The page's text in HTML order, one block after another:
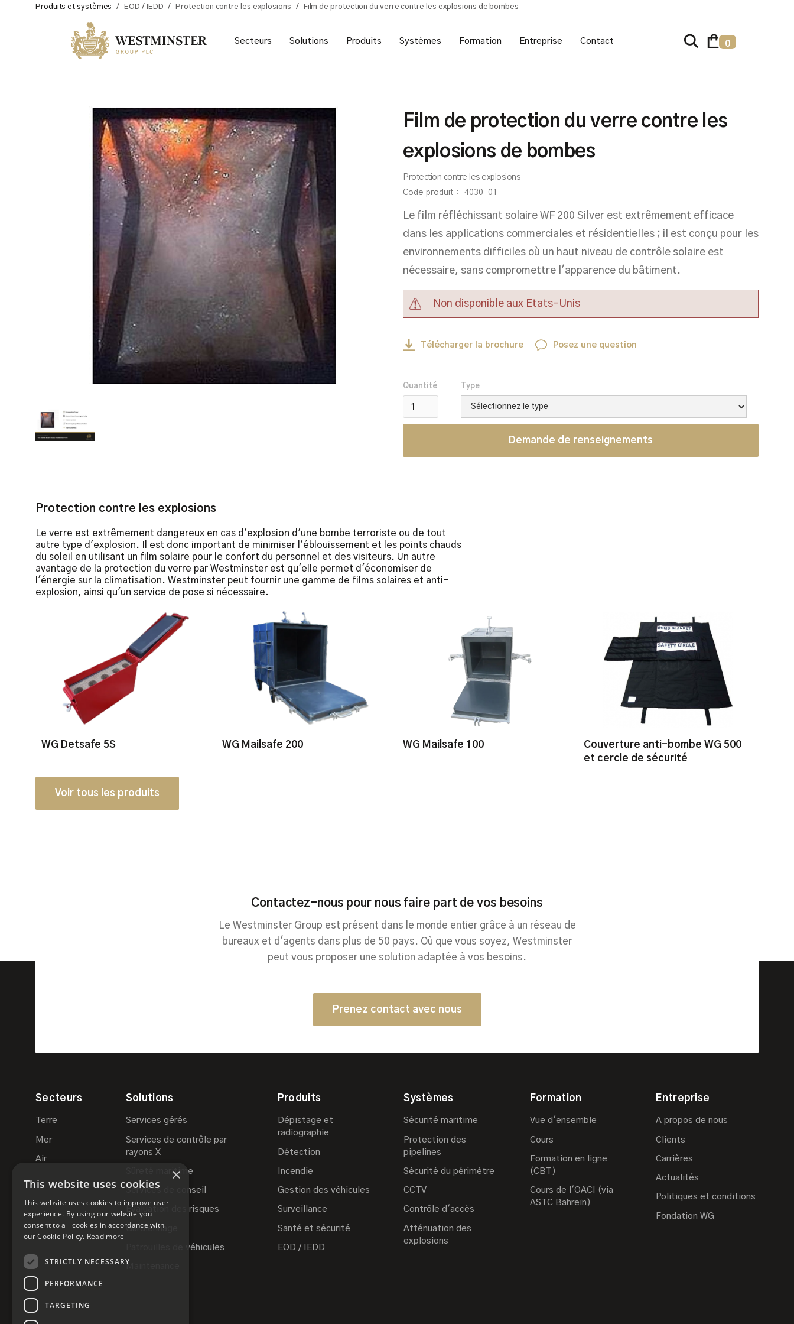
Produits et systèmes / EOD / IEDD / Protection contre les explosions / Film de protection du verre contre les explosions de bombes
Secteurs Solutions Produits Systèmes Formation Entreprise Contact 0
Film de protection du verre contre les
explosions de bombes
Protection contre les explosions
Code produit :
4030-01
Le film réfléchissant solaire WF 200 Silver est extrêmement efficace
dans les applications commerciales et résidentielles ; il est conçu pour les
environnements difficiles où un haut niveau de contrôle solaire est
nécessaire, sans compromettre l'apparence du bâtiment.
Non disponible aux Etats-Unis
Télécharger la brochure Posez une question
Quantité Type
Demande de renseignements
Protection contre les explosions
Le verre est extrêmement dangereux en cas d'explosion d'une bombe terroriste ou de tout
autre type d'explosion. Il est donc important de minimiser l'éblouissement et les points chauds
du soleil en utilisant un film solaire pour le confort du personnel et des visiteurs. Un autre
avantage de la protection du verre par Westminster est qu'elle permet d'économiser de
l'énergie sur la climatisation. Westminster peut fournir une gamme de films solaires et anti-
explosion, ainsi qu'un service de pose si nécessaire.
WG Detsafe 5S WG Mailsafe 200 WG Mailsafe 100
Couverture anti-bombe WG 500
et cercle de sécurité
Voir tous les produits
Contactez-nous pour nous faire part de vos besoins
Le Westminster Group est présent dans le monde entier grâce à un réseau de
bureaux et d'agents dans plus de 50 pays. Où que vous soyez, Westminster
peut vous proposer une solution adaptée à vos besoins.
Prenez contact avec nous
Secteurs
Terre
Mer
Air
Solutions
Services gérés
Services de contrôle par
rayons X
Sûreté maritime
Services de conseil
Évaluation des risques
Gardiennage
Patrouilles de véhicules
Maintenance
Produits
Dépistage et
radiographie
Détection
Incendie
Gestion des véhicules
Surveillance
Santé et sécurité
EOD / IEDD
Systèmes
Sécurité maritime
Protection des
pipelines
Sécurité du périmètre
CCTV
Contrôle d'accès
Atténuation des
explosions
Formation
Vue d'ensemble
Cours
Formation en ligne
(CBT)
Cours de l'OACI (via
ASTC Bahreïn)
Entreprise
A propos de nous
Clients
Carrières
Actualités
Politiques et conditions
Fondation WG
×
This website uses cookies
This website uses cookies to improve user
experience. By using our website you
consent to all cookies in accordance with
our Cookie Policy. Read more
STRICTLY NECESSARY
PERFORMANCE
TARGETING